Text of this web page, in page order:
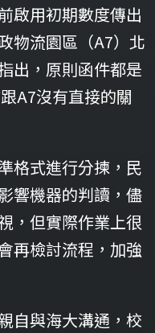
啟用初期數度傳出
物流園區（A7）北
出，原則函件都是
A7沒有直接的關
格式進行分揀，民
響機器的判讀，儘
，但實際作業上很
再檢討流程，加強
自與海大溝通，校